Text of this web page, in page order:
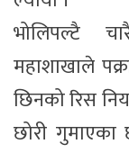
भोलिपल्टै
महाशाखाले
छिनको रिस
छोरी